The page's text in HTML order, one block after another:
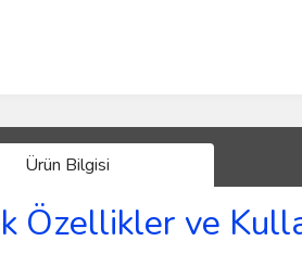
Ürün Bilgisi
Özellikler ve